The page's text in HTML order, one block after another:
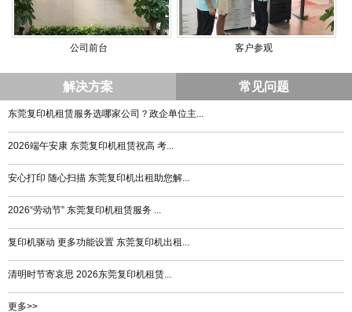
公司前台 客户参观
解决方案 常见问题
东莞复印机租赁服务选哪家公司？政企单位主...
2026端午安康 东莞复印机租赁祝高 考...
安心打印 随心扫描 东莞复印机出租助您解...
2026“劳动节” 东莞复印机租赁服务 ...
复印机驱动 更多功能设置 东莞复印机出租...
清明时节寄哀思 2026东莞复印机租赁...
更多>>